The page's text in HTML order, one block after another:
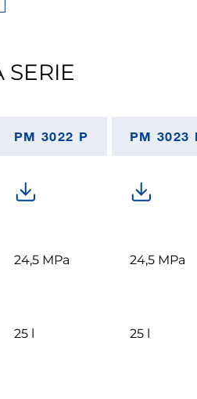
SERIE
PM 3022 P PM 3023
24,5 MPa 24,5 MPa
25 l 25 l